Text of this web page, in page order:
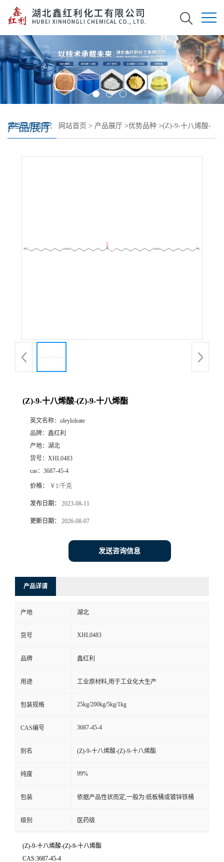
产品展厅
您当前的位置： 网站首页 > 产品展厅 >优势品种 >(Z)-9-十八烯酸-
(Z)-9-十八烯酸-(Z)-9-十八烯酯
英文名称： oleyloleate
品牌： 鑫红利
产地： 湖北
货号： XHL0483
cas： 3687-45-4
价格： ￥1/千克
发布日期： 2023-08-11
更新日期： 2026-08-07
发送咨询信息
产品详请
产地 湖北
货号 XHL0483
品牌 鑫红利
用途 工业原材料,用于工业化大生产
包装规格 25kg/200kg/5kg/1kg
CAS编号 3687-45-4
别名 (Z)-9-十八烯酸-(Z)-9-十八烯酯
纯度 99%
包装 依据产品性状而定,一般为:纸板桶或镀锌铁桶
级别 医药级
(Z)-9-十八烯酸-(Z)-9-十八烯酯
CAS:3687-45-4